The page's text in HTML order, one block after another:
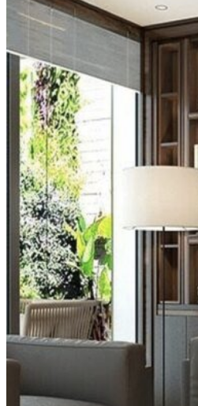
Tổng quan doanh nghiệp